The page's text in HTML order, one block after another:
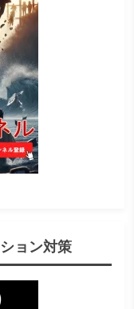
ョン対策